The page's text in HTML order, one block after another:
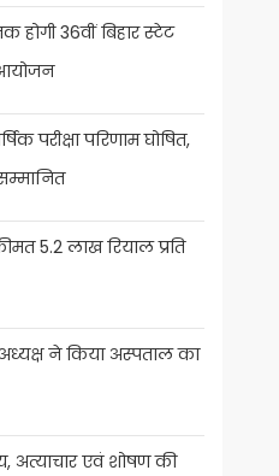
होगी 36वीं बिहार स्टेट
परीक्षा परिणाम घोषित,
5.2 लाख रियाल प्रति
ने किया अस्पताल का
एवं शोषण की